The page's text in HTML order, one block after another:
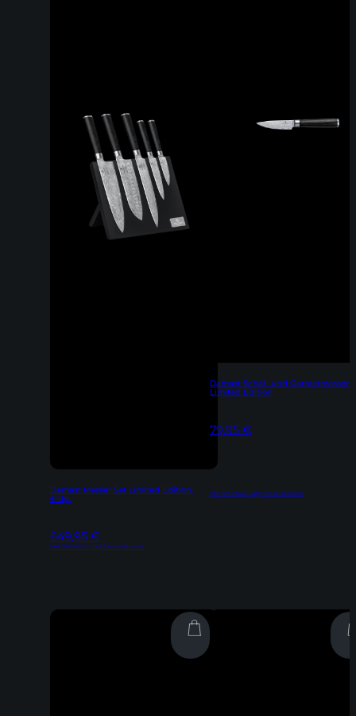
Damast Messer Set Limited Edition,
6-tlg.
649,95 €
Inkl. 19% MwSt | zzgl. Versandkosten
Damast Schäl- und Garniermesser
Limited Edition
79,95 €
Inkl. 19% MwSt | zzgl. Versandkosten